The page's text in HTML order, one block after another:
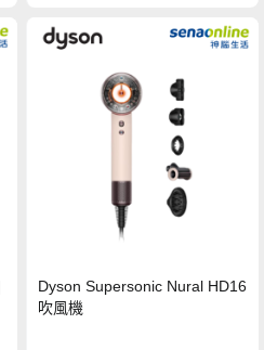
Dyson Supersonic Nural HD16
吹風機